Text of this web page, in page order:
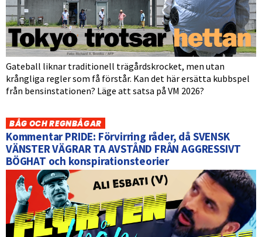
Gateball liknar traditionell trägårdskrocket, men utan
krångliga regler som få förstår. Kan det här ersätta kubbspel
från bensinstationen? Läge att satsa på VM 2026?
BÅG OCH REGNBÅGAR
Kommentar PRIDE: Förvirring råder, då SVENSK
VÄNSTER VÄGRAR TA AVSTÅND FRÅN AGGRESSIVT
BÖGHAT och konspirationsteorier